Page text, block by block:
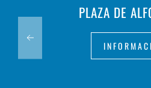
PLAZA DE